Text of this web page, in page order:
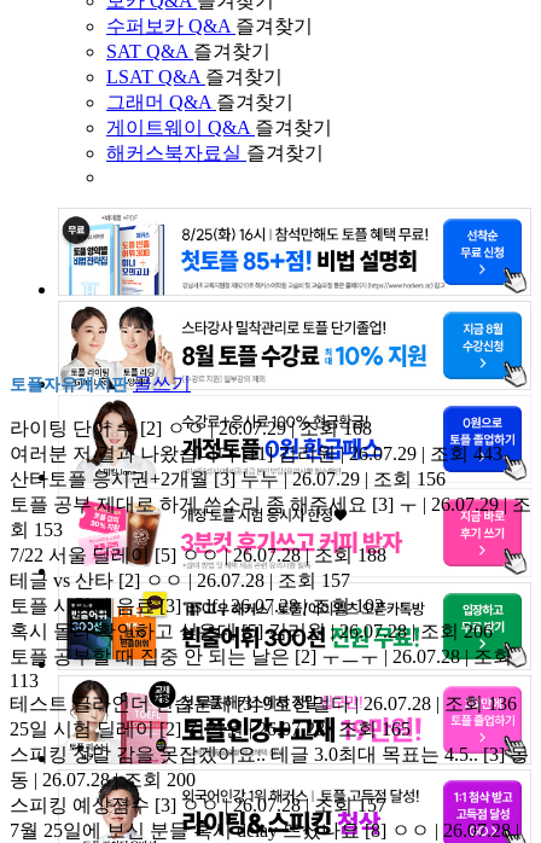
수퍼보카 Q&A 즐겨찾기
SAT Q&A 즐겨찾기
LSAT Q&A 즐겨찾기
그래머 Q&A 즐겨찾기
게이트웨이 Q&A 즐겨찾기
해커스북자료실 즐겨찾기
토플자유게시판 글쓰기
라이팅 단어 수[2] ㅇㅇ | 26.07.29 | 조회 168
여러분 저 결과 나왔습니다[11] 김리원 | 26.07.29 | 조회 443
산타토플 응시권+2개월[3] 누누 | 26.07.29 | 조회 156
토플 공부 제대로 하게 쓴소리 좀 해주세요 [3] ㅜ | 26.07.29 | 조
회 153
7/22 서울 딜레이[5] ㅇㅇ | 26.07.28 | 조회 188
테글 vs 산타[2] ㅇㅇ | 26.07.28 | 조회 157
토플 시험장 음료[3] asdf | 26.07.28 | 조회 102
혹시 몰라 확인하고 싶은데[5] 김리원 | 26.07.28 | 조회 206
토플 공부할 때 집중 안 되는 날은 [2] ㅜㅡㅜ | 26.07.28 | 조회
113
테스트 글라인더 연습문제[3] 9호선멀다 | 26.07.28 | 조회 136
25일 시험 딜레이[2] 김리원 | 26.07.28 | 조회 165
스피킹 정말 감을 못잡겠어요.. 테글 3.0최대 목표는 4.5..[3] 동
동 | 26.07.28 | 조회 200
스피킹 예상점수 [3] ㅇㅇ | 26.07.28 | 조회 157
7월 25일에 보신 분들 혹시 delay 뜨셨나요[8] ㅇㅇ | 26.07.28 |